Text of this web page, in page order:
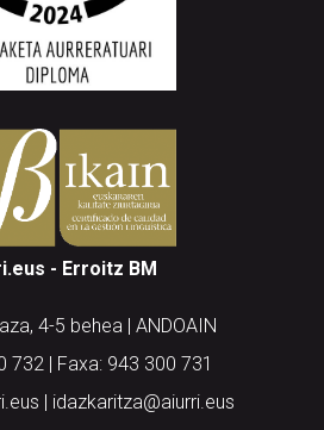
- Erroitz BM
4-5 behea | ANDOAIN
732 | Faxa: 943 300 731
| idazkaritza@aiurri.eus